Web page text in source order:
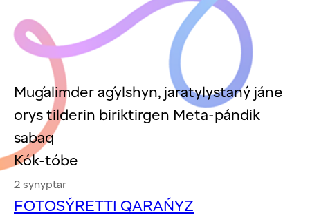
Muǵalimder aǵylshyn, jaratylystaný jáne
orys tilderin biriktirgen Meta-pándik
sabaq
Kók-tóbe
2 synyptar
FOTOSÝRETTI QARAŃYZ